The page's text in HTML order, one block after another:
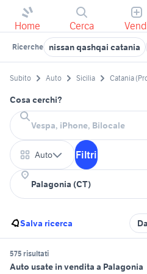
Home Cerca
Ricerche nissan qashqai catania
Subito Auto Sicilia Catania
Cosa cerchi?
Auto Filtri
Salva ricerca
575 risultati
Auto usate in vendita a Palagonia